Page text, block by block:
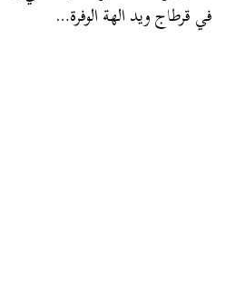
في قرطاج ويد الهة الوفرة…